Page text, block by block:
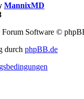
MannixMD
Software ©
durch phpBB.de